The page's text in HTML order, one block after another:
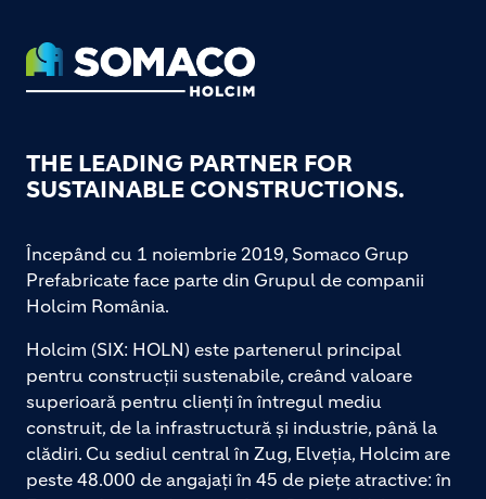
Footer
THE LEADING PARTNER FOR
SUSTAINABLE CONSTRUCTIONS.
Începând cu 1 noiembrie 2019, Somaco Grup
Prefabricate face parte din Grupul de companii
Holcim România.
Holcim (SIX: HOLN) este partenerul principal
pentru construcții sustenabile, creând valoare
superioară pentru clienți în întregul mediu
construit, de la infrastructură și industrie, până la
clădiri. Cu sediul central în Zug, Elveția, Holcim are
peste 48.000 de angajați în 45 de piețe atractive: în